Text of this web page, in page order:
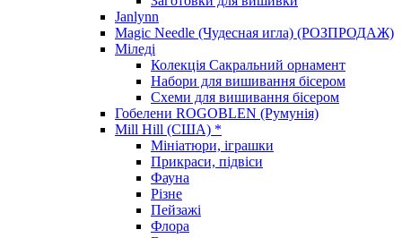
Janlynn
Magic Needle (Чудесная игла) (РОЗПРОДАЖ)
Міледі
Колекція Сакральний орнамент
Набори для вишивання бісером
Схеми для вишивання бісером
Гобелени ROGOBLEN (Румунія)
Mill Hill (США) *
Мініатюри, іграшки
Прикраси, підвіси
Фауна
Різне
Пейзажі
Флора